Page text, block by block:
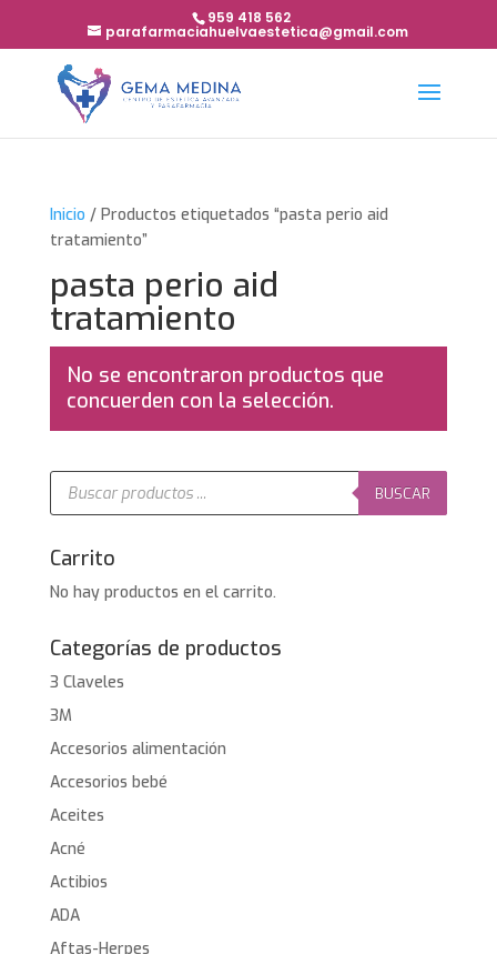
959 418 562
parafarmaciahuelvaestetica@gmail.com
Inicio / Productos etiquetados “pasta perio aid
tratamiento”
pasta perio aid
tratamiento
No se encontraron productos que
concuerden con la selección.
Búsqueda
productos
BUSCAR
Carrito
No hay productos en el carrito.
Categorías de productos
3 Claveles
3M
Accesorios alimentación
Accesorios bebé
Aceites
Acné
Actibios
ADA
Aftas-Herpes